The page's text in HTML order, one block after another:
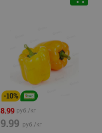
-10%
8.99 руб./кг
9.99 руб./кг